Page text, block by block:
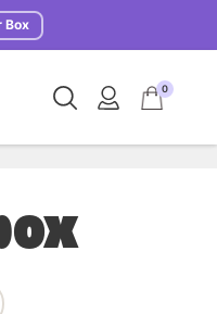
Suche Mein KontoWarenkorb öffnen
0
Schließen